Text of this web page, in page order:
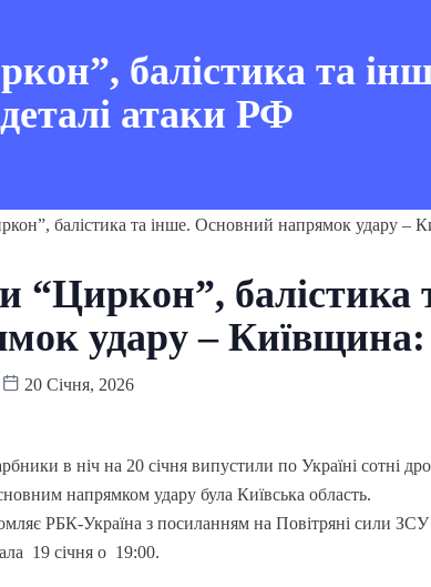
балістика та
атаки РФ
“Циркон”,
удару –
20 Січня, 2026
в ніч на 20 січня випустили по Україні сотні
напрямком удару була Київська область.
РБК-Україна з посиланням на Повітряні сили ЗСУ
19 січня о 19:00.